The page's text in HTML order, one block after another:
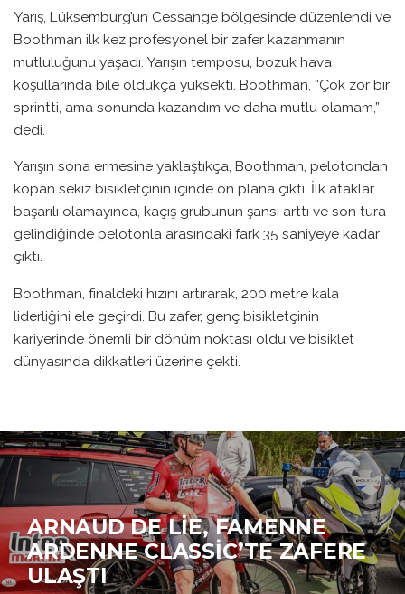
Yarış, Lüksemburg’un Cessange bölgesinde düzenlendi ve
Boothman ilk kez profesyonel bir zafer kazanmanın
mutluluğunu yaşadı. Yarışın temposu, bozuk hava
koşullarında bile oldukça yüksekti. Boothman, “Çok zor bir
sprintti, ama sonunda kazandım ve daha mutlu olamam,”
dedi.
Yarışın sona ermesine yaklaştıkça, Boothman, pelotondan
kopan sekiz bisikletçinin içinde ön plana çıktı. İlk ataklar
başarılı olamayınca, kaçış grubunun şansı arttı ve son tura
gelindiğinde pelotonla arasındaki fark 35 saniyeye kadar
çıktı.
Boothman, finaldeki hızını artırarak, 200 metre kala
liderliğini ele geçirdi. Bu zafer, genç bisikletçinin
kariyerinde önemli bir dönüm noktası oldu ve bisiklet
dünyasında dikkatleri üzerine çekti.
ARNAUD DE LIE, FAMENNE
ARDENNE CLASSIC’TE ZAFERE
ULAŞTI